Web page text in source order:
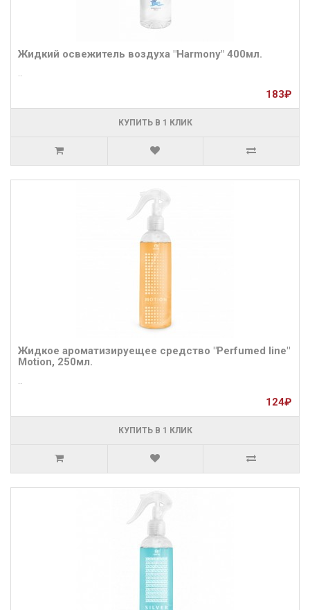
Жидкий освежитель воздуха "Harmony" 400мл.
..
183₽
КУПИТЬ В 1 КЛИК
Жидкое ароматизируещее средство "Perfumed line"
Motion, 250мл.
..
124₽
КУПИТЬ В 1 КЛИК